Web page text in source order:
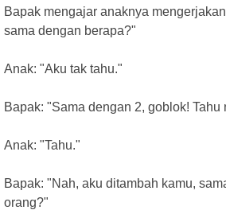
Bapak mengajar anaknya
sama dengan berapa?"
Anak: "Aku tak tahu."
Bapak: "Sama dengan 2, goblok! Tahu
Anak: "Tahu."
Bapak: "Nah, aku ditambah kamu,
orang?"